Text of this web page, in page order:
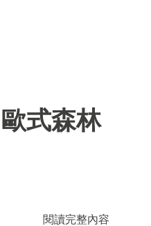
式森林
閱讀完整內容